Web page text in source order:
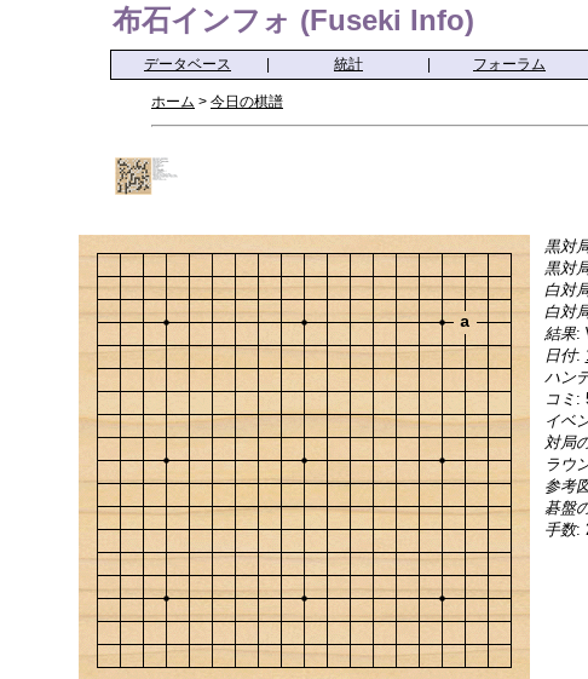
布石インフォ (Fuseki Info)
データベース 統計 フォーラム
ホーム > 今日の棋譜
a
黒対
黒対
白対
白対
結果:
日付:
ハン
コミ :
イベ
対局
ラウ
参考
碁盤
手数: